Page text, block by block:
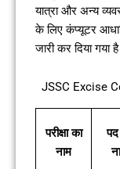
यात्रा और अन्य
के लिए कंप्यूटर
जारी कर दिया गया
JSSC Excise
परीक्षा का
नाम